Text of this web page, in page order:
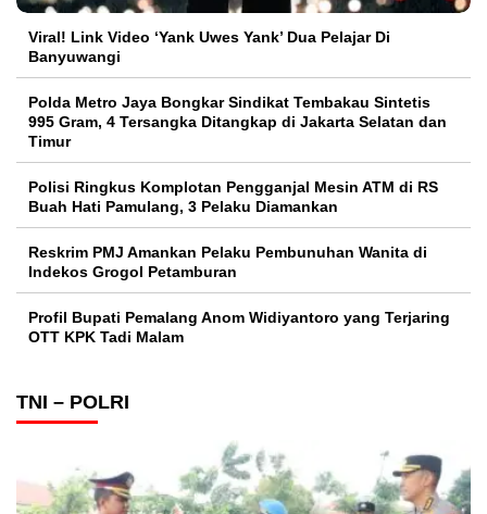
Viral! Link Video ‘Yank Uwes Yank’ Dua Pelajar Di
Banyuwangi
Polda Metro Jaya Bongkar Sindikat Tembakau Sintetis
995 Gram, 4 Tersangka Ditangkap di Jakarta Selatan dan
Timur
Polisi Ringkus Komplotan Pengganjal Mesin ATM di RS
Buah Hati Pamulang, 3 Pelaku Diamankan
Reskrim PMJ Amankan Pelaku Pembunuhan Wanita di
Indekos Grogol Petamburan
Profil Bupati Pemalang Anom Widiyantoro yang Terjaring
OTT KPK Tadi Malam
TNI – POLRI